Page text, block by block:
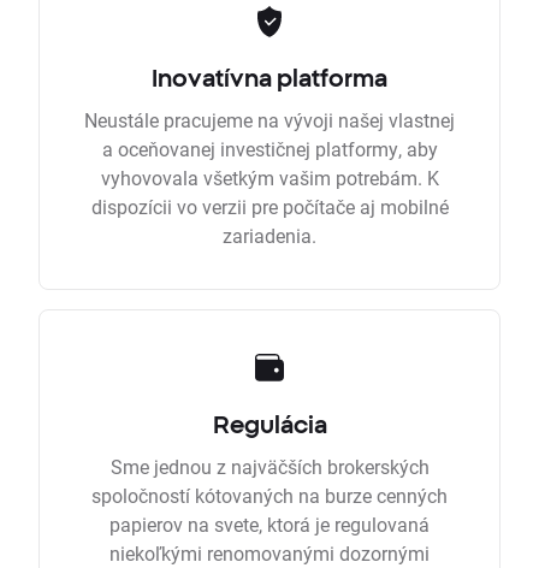
Inovatívna platforma
Neustále pracujeme na vývoji našej vlastnej
a oceňovanej investičnej platformy, aby
vyhovovala všetkým vašim potrebám. K
dispozícii vo verzii pre počítače aj mobilné
zariadenia.
Regulácia
Sme jednou z najväčších brokerských
spoločností kótovaných na burze cenných
papierov na svete, ktorá je regulovaná
niekoľkými renomovanými dozornými